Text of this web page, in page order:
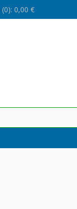
(0): 0,00 €